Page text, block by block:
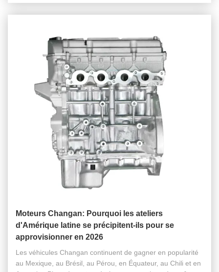
Moteurs Changan: Pourquoi les ateliers
d'Amérique latine se précipitent-ils pour se
approvisionner en 2026
Les véhicules Changan continuent de gagner en popularité
au Mexique, au Brésil, au Pérou, en Équateur, au Chili et en